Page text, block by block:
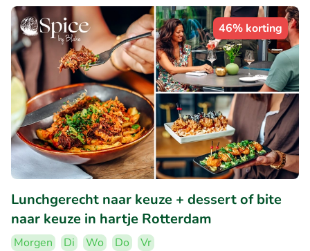
46% korting
Lunchgerecht naar keuze + dessert of bite
naar keuze in hartje Rotterdam
Morgen Di Wo Do
Vr